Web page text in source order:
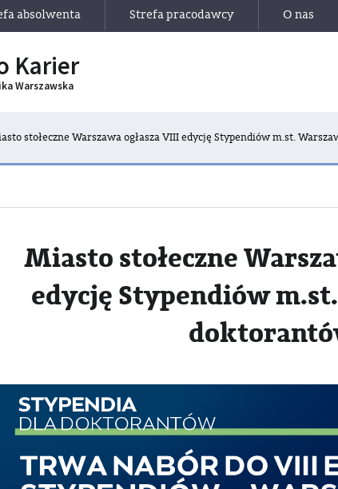
absolwenta Strefa pracodawcy O nas
Karier
Warszawska
stołeczne Warszawa ogłasza VIII edycję Stypendiów m.st.
Miasto stołeczne
edycję Stypendiów